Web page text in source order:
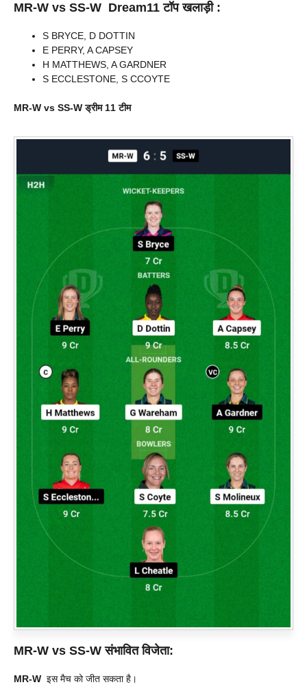
MR-W vs SS-W Dream11 टॉप खलाड़ी :
S BRYCE, D DOTTIN
E PERRY, A CAPSEY
H MATTHEWS, A GARDNER
S ECCLESTONE, S CCOYTE
MR-W vs SS-Wड्रीम 11 टीम
MR-W vs SS-Wसंभावित विजेता:
MR-W इस मैच को जीत सकता है।